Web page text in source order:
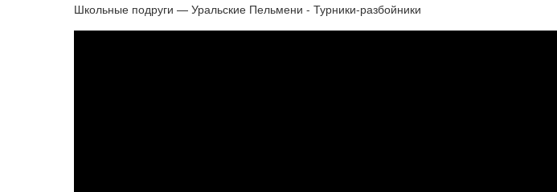
Школьные подруги — Уральские Пельмени - Турники-разбойники